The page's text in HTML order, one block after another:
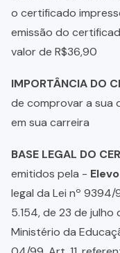
o certificado
emissão do
valor de R$36,90
IMPORTÂNCIA DO
de comprovar a sua
em sua carreira
BASE LEGAL DO
emitidos pela -
legal da Lei nº 9394/
5.154, de 23 de julho
Ministério da